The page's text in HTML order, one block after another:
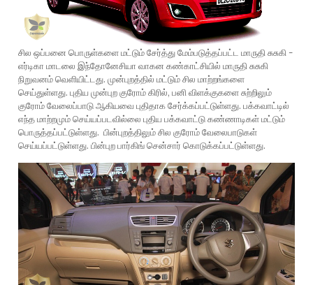
சில ஒப்பனை பொருள்களை மட்டும் சேர்த்து மேம்படுத்தப்பட்ட மாருதி சுசுகி -
எர்டிகா மாடலை இந்தோனேசியா வாகன கண்காட்சியில் மாருதி சுசுகி
நிறுவனம் வெளியிட்டது. முன்புறத்தில் மட்டும் சில மாற்றங்களை
செய்துள்ளது. புதிய முன்புற குரோம் கிரில், பனி விளக்குகளை சுற்றிலும்
குரோம் வேலைப்பாடு ஆகியவை புதிதாக சேர்க்கப்பட்டுள்ளது. பக்கவாட்டில்
எந்த மாற்றமும் செய்யப்படவில்லை புதிய பக்கவாட்டு கண்ணாடிகள் மட்டும்
பொருத்தப்பட்டுள்ளது. பின்புறத்திலும் சில குரோம் வேலைபாடுகள்
செய்யப்பட்டுள்ளது. பின்புற பார்கிங் சென்சார் கொடுக்கப்பட்டுள்ளது.